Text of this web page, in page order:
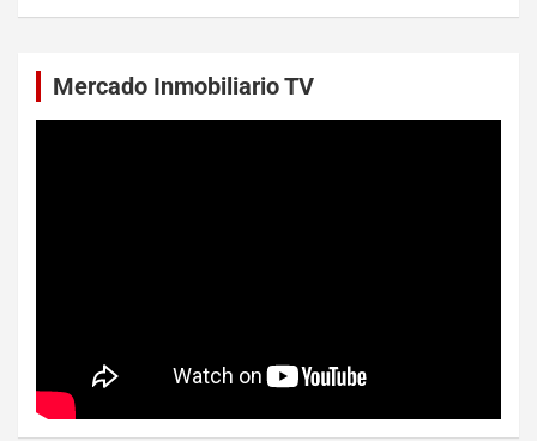
Mercado Inmobiliario TV